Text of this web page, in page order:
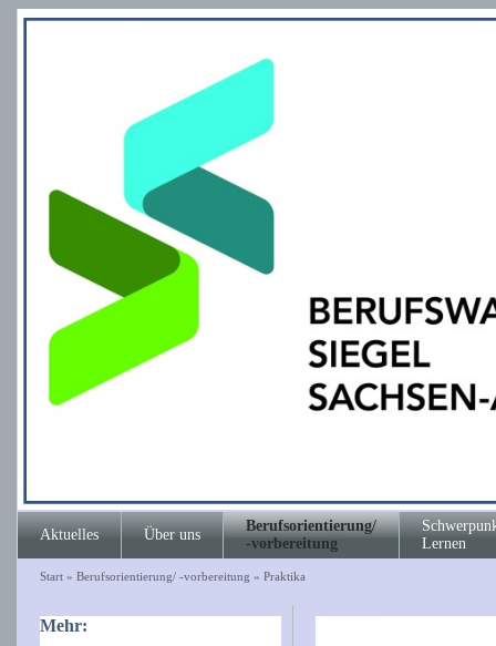
Aktuelles Über uns
Berufsorientierung/
-vorbereitung
Lernen
Start» Berufsorientierung/ -vorbereitung » Praktika
Mehr: